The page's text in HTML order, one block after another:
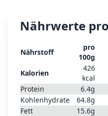
Nährwerte
Nährstoff
pro
100g
Kalorien
426
kcal
Protein
6.4g
Kohlenhydrate
64.8g
Fett
15.6g